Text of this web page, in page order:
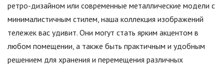
ретро-дизайном или современные металлические модели с
минималистичным стилем, наша коллекция изображений
тележек вас удивит. Они могут стать ярким акцентом в
любом помещении, а также быть практичным и удобным
решением для хранения и перемещения различных